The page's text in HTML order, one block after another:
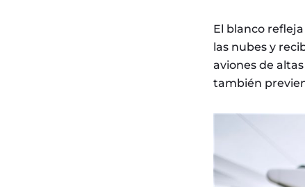
El blanco
las nubes y
aviones de
también